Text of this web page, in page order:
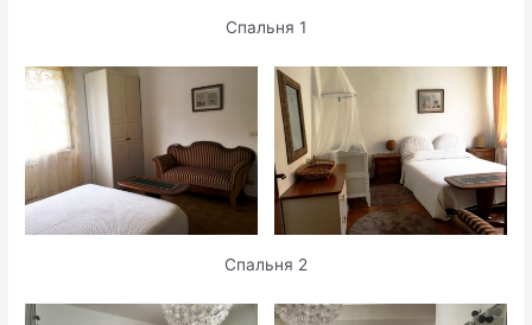
Спальня 1
Спальня 2